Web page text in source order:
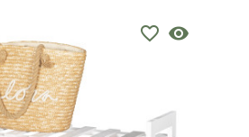
visibility
favorite_border